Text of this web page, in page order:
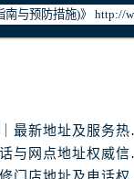
亲身探访浪
北京浪琴官